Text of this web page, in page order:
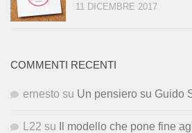
11 DICEMBRE 2017
COMMENTI RECENTI
ernesto su Un pensiero su Guido
L22 su
Il modello che pone fine